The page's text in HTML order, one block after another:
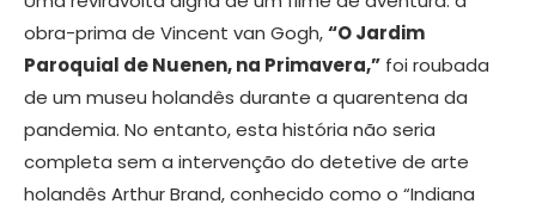
obra-prima de Vincent van Gogh,“O Jardim
Paroquial de Nuenen, na Primavera,” foi roubada
de um museu holandês durante a quarentena da
pandemia. No entanto, esta história não seria
completa sem a intervenção do detetive de arte
holandês Arthur Brand, conhecido como o “Indiana